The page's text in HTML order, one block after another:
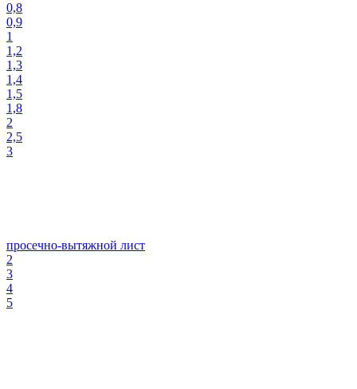
0,8
0,9
1
1,2
1,3
1,4
1,5
1,8
2
2,5
3
просечно-вытяжной лист
2
3
4
5